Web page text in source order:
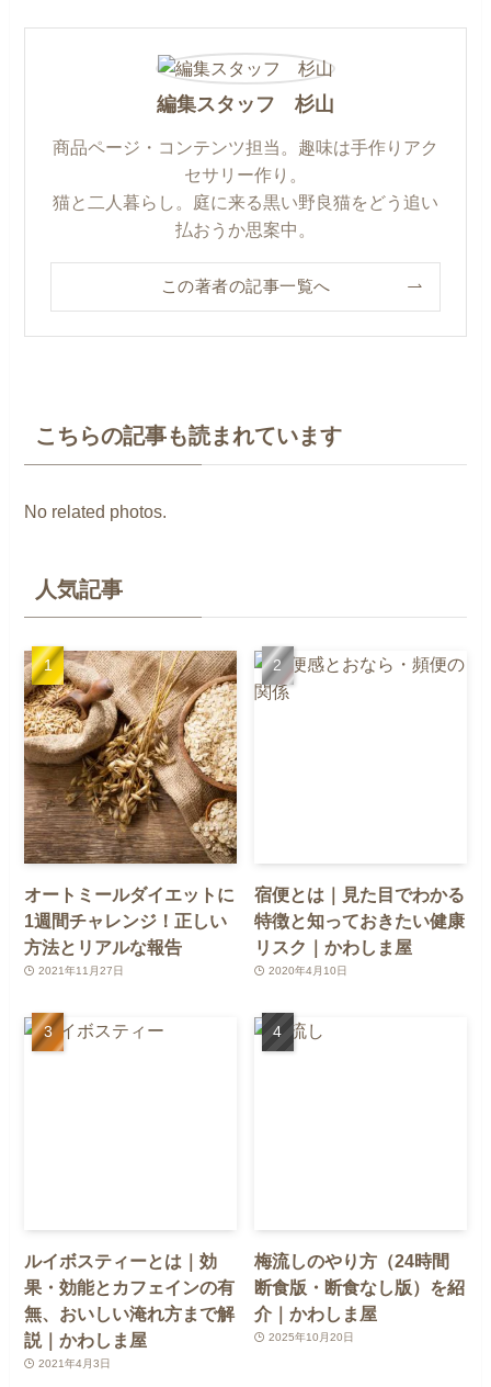
編集スタッフ 杉山
商品ページ・コンテンツ担当。趣味は手作りアク
セサリー作り。
猫と二人暮らし。庭に来る黒い野良猫をどう追い
払おうか思案中。
この著者の記事一覧へ
こちらの記事も読まれています
No related photos.
人気記事
オートミールダイエットに
1週間チャレンジ！正しい
方法とリアルな報告
2021年11月27日
宿便とは｜見た目でわかる
特徴と知っておきたい健康
リスク｜かわしま屋
2020年4月10日
ルイボスティーとは｜効
果・効能とカフェインの有
無、おいしい淹れ方まで解
説｜かわしま屋
2021年4月3日
梅流しのやり方（24時間
断食版・断食なし版）を紹
介｜かわしま屋
2025年10月20日